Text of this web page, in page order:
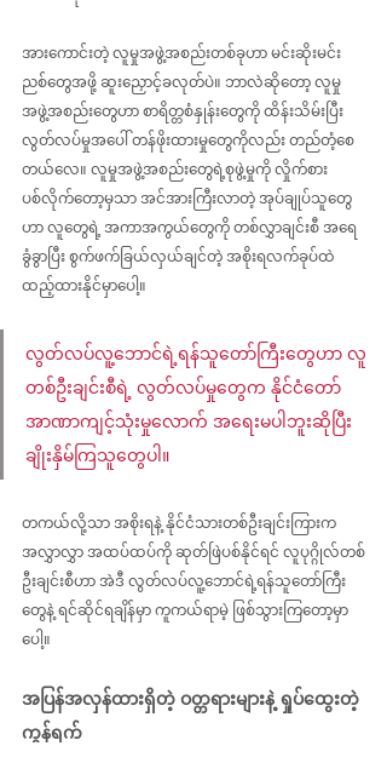
အားကောင်းတဲ့ လူမှုအဖွဲ့အစည်းတစ်ခုဟာ မင်းဆိုးမင်း
ညစ်တွေအဖို့ ဆူးညှောင့်ခလုတ်ပဲ။ ဘာလဲဆိုတော့ လူမှု
အဖွဲ့အစည်းတွေဟာ စာရိတ္တစံနှုန်းတွေကို ထိန်းသိမ်းပြီး
လွတ်လပ်မှုအပေါ် တန်ဖိုးထားမှုတွေကိုလည်း တည်တံ့စေ
တယ်လေ။ လူမှုအဖွဲ့အစည်းတွေရဲ့စုဖွဲ့မှုကို လှိုက်စား
ပစ်လိုက်တော့မှသာ အင်အားကြီးလာတဲ့ အုပ်ချုပ်သူတွေ
ဟာ လူတွေရဲ့ အကာအကွယ်တွေကို တစ်လွှာချင်းစီ အရေ
ခွံခွာပြီး စွက်ဖက်ခြယ်လှယ်ချင်တဲ့ အစိုးရလက်ခုပ်ထဲ
ထည့်ထားနိုင်မှာပေါ့။
လွတ်လပ်လူ့ဘောင်ရဲ့ရန်သူတော်ကြီးတွေဟာ လူ
တစ်ဦးချင်းစီရဲ့ လွတ်လပ်မှုတွေက နိုင်ငံတော်
အာဏာကျင့်သုံးမှုလောက် အရေးမပါဘူးဆိုပြီး
ချိုးနှိမ်ကြသူတွေပါ။
တကယ်လို့သာ အစိုးရနဲ့ နိုင်ငံသားတစ်ဦးချင်းကြားက
အလွှာလွှာ အထပ်ထပ်ကို ဆုတ်ဖြဲပစ်နိုင်ရင် လူပုဂ္ဂိုလ်တစ်
ဦးချင်းစီဟာ အဲဒီ လွတ်လပ်လူ့ဘောင်ရဲ့ရန်သူတော်ကြီး
တွေနဲ့ ရင်ဆိုင်ရချိန်မှာ ကူကယ်ရာမဲ့ ဖြစ်သွားကြတော့မှာ
ပေါ့။
အပြန်အလှန်ထားရှိတဲ့ ဝတ္တရားများနဲ့ ရှုပ်ထွေးတဲ့
ကွန်ရက်